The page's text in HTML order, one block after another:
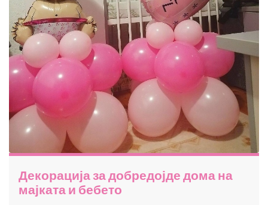
Декорација за добредојде дома на
мајката и бебето